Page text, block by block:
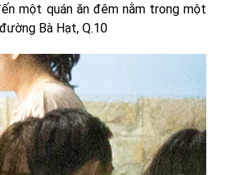
một quán ăn đêm nằm trong một
Bà Hạt, Q.10